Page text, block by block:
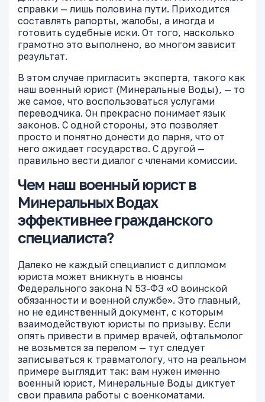
справки — лишь половина пути. Приходится
составлять рапорты, жалобы, а иногда и
готовить судебные иски. От того, насколько
грамотно это выполнено, во многом зависит
результат.
В этом случае пригласить эксперта, такого как
наш военный юрист (Минеральные Воды), — то
же самое, что воспользоваться услугами
переводчика. Он прекрасно понимает язык
законов. С одной стороны, это позволяет
просто и понятно донести до парня, что от
него ожидает государство. С другой —
правильно вести диалог с членами комиссии.
Чем наш военный юрист в
Минеральных Водах
эффективнее гражданского
специалиста?
Далеко не каждый специалист с дипломом
юриста может вникнуть в нюансы
Федерального закона N 53-ФЗ «О воинской
обязанности и военной службе». Это главный,
но не единственный документ, с которым
взаимодействуют юристы по призыву. Если
опять привести в пример врачей, офтальмолог
не возьмется за перелом — тут следует
записываться к травматологу, что на реальном
примере выглядит так: вам нужен именно
военный юрист, Минеральные Воды диктует
свои правила работы с военкоматами.